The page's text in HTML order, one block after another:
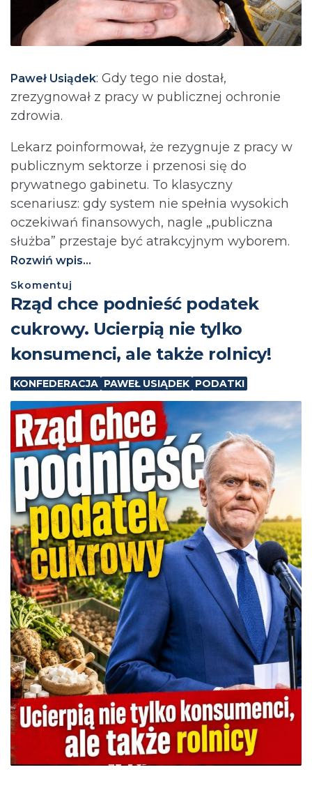
Paweł Usiądek: Gdy tego nie dostał,
zrezygnował z pracy w publicznej ochronie
zdrowia.
Lekarz poinformował, że rezygnuje z pracy w
publicznym sektorze i przenosi się do
prywatnego gabinetu. To klasyczny
scenariusz: gdy system nie spełnia wysokich
oczekiwań finansowych, nagle „publiczna
służba” przestaje być atrakcyjnym wyborem.
Rozwiń wpis...
Skomentuj
⁨Rząd chce podnieść podatek
cukrowy. Ucierpią nie tylko
konsumenci, ale także rolnicy!
KONFEDERACJA PAWEŁ USIĄDEK PODATKI